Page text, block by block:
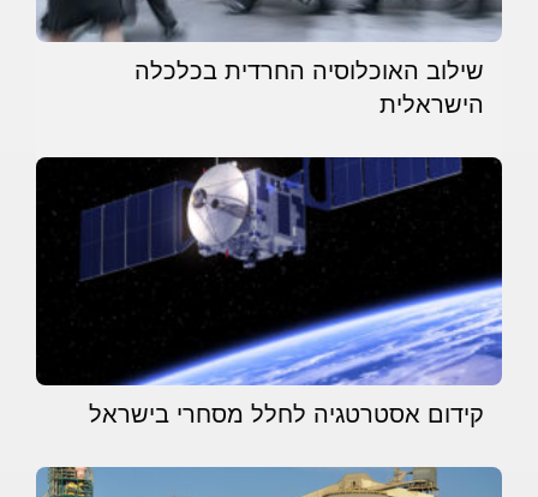
שילוב האוכלוסיה החרדית בכלכלה
הישראלית
קידום אסטרטגיה לחלל מסחרי בישראל